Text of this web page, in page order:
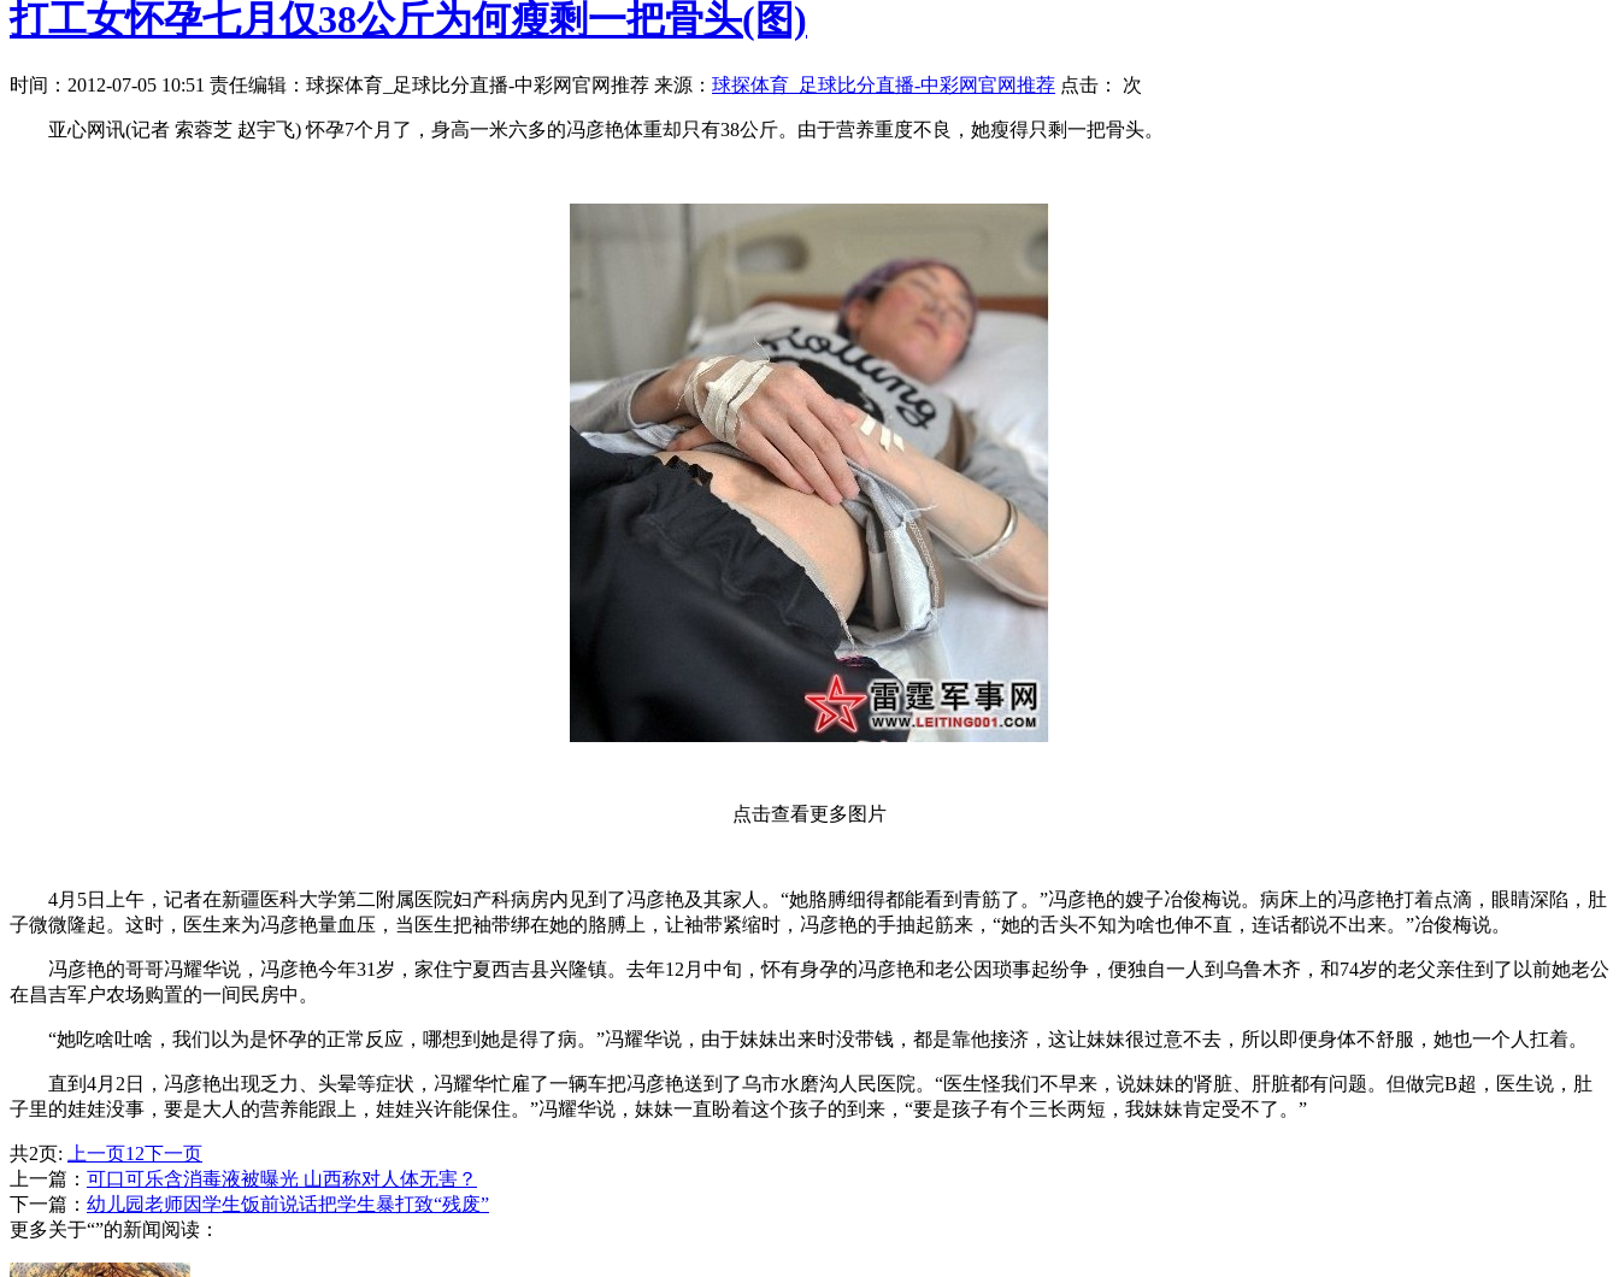
打工女怀孕七月仅38公斤为何瘦剩一把骨头(图)
时间：2012-07-05 10:51 责任编辑：球探体育_足球比分直播-中彩网官网推荐 来源： 球探体育_足球比分直播-中彩网官网推荐 点击： 次
亚心网讯(记者 索蓉芝 赵宇飞) 怀孕7个月了，身高一米六多的冯彦艳体重却只有38公斤。由于营养重度不良，她瘦得只剩一把骨头。
点击查看更多图片
4月5日上午，记者在新疆医科大学第二附属医院妇产科病房内见到了冯彦艳及其家人。“她胳膊细得都能看到青筋了。”冯彦艳的嫂子冶俊梅说。病床上的冯彦艳打着点滴，眼睛深陷，肚
子微微隆起。这时，医生来为冯彦艳量血压，当医生把袖带绑在她的胳膊上，让袖带紧缩时，冯彦艳的手抽起筋来，“她的舌头不知为啥也伸不直，连话都说不出来。”冶俊梅说。
冯彦艳的哥哥冯耀华说，冯彦艳今年31岁，家住宁夏西吉县兴隆镇。去年12月中旬，怀有身孕的冯彦艳和老公因琐事起纷争，便独自一人到乌鲁木齐，和74岁的老父亲住到了以前她老公
在昌吉军户农场购置的一间民房中。
“她吃啥吐啥，我们以为是怀孕的正常反应，哪想到她是得了病。”冯耀华说，由于妹妹出来时没带钱，都是靠他接济，这让妹妹很过意不去，所以即便身体不舒服，她也一个人扛着。
直到4月2日，冯彦艳出现乏力、头晕等症状，冯耀华忙雇了一辆车把冯彦艳送到了乌市水磨沟人民医院。“医生怪我们不早来，说妹妹的肾脏、肝脏都有问题。但做完B超，医生说，肚
子里的娃娃没事，要是大人的营养能跟上，娃娃兴许能保住。”冯耀华说，妹妹一直盼着这个孩子的到来，“要是孩子有个三长两短，我妹妹肯定受不了。”
共2页: 上一页1 2下一页
上一篇： 可口可乐含消毒液被曝光 山西称对人体无害？
下一篇： 幼儿园老师因学生饭前说话把学生暴打致“残废”
更多关于“”的新闻阅读：